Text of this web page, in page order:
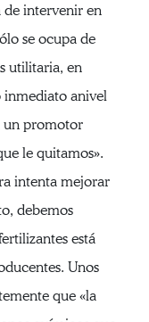
de intervenir en
se ocupa de
utilitaria, en
inmediato anivel
un promotor
le quitamos».
intenta mejorar
debemos
está
Unos
que «la